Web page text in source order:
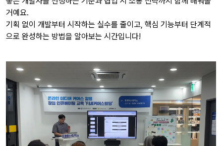
거예요.
기획 없이 개발부터 시작하는 실수를 줄이고, 핵심 기능부터 단계적
으로 완성하는 방법을 알아보는 시간입니다!